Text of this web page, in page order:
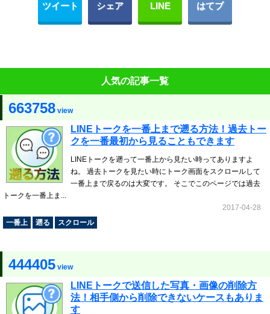
ツイート シェア LINE はてブ
人気の記事一覧
663758 view
LINEトークを一番上まで遡る方法！過去トー
クを一番最初から見ることもできます
LINEトークを遡って一番上から見たい時ってありますよ
ね。 過去トークを見たい時にトーク画面をスクロールして
一番上まで戻るのは大変です。 そこでこのページでは過去
トークを一番上ま...
2017-04-28
一番上
遡る スクロール
444405 view
LINEトークで送信した写真・画像の削除方
法！相手側から削除できないケースもありま
す